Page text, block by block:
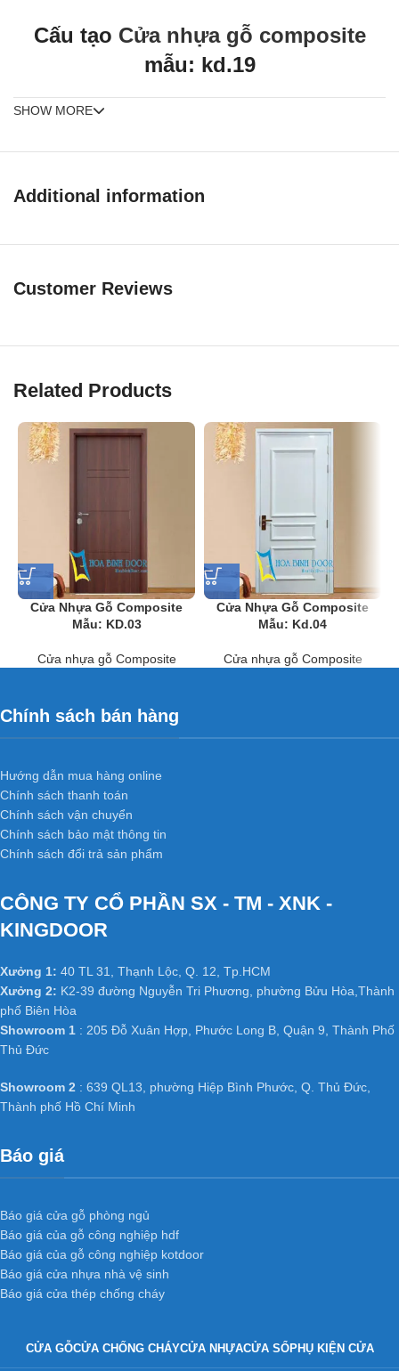
Cấu tạo Cửa nhựa gỗ composite
mẫu: kd.19
Khung bao chuẩn (55 x 100)mm (Làm bằng nhựa gỗ)
Cấu tạo của cửa nhựa gỗ Composite:
Tấm cửa được làm từ bột gỗ xay mịn với hạt nhựa PVC.
Vật liệu này là sự kết hợp hoàn hảo giữa ưu điểm của gỗ về độ
cứng và ưu điểm của nhựa về độ chịu nước.
tùy ý và tạo được nhiều vân gỗ khác nhau.
Những tấm nhựa gỗ được đúc theo khuôn có sẵn và được khắc
họa tiết tạo nhiều mẫu mã và kiểu dáng rất đa dạng.
Ưu điểm của
Cửa nhựa gỗ
chống mối mọt.
Màu sắc cửa thiết kế giống với gỗ nên vẫn tạo được cảm giác
như gỗ thật.
Lớp da/ sơn giả gỗ dễ lau chùi.
Cách âm cách nhiệt tốt, độ bền cao.
Ứng dụng
Do bản chất vật liệu bằng nhựa không bị thấm nước hư nên có
thể làm tấc cả các loại cửa nhà vệ sinh thông phòng, cửa văn
cư, Biệt thự, nhà phố ở các nước tiên tiến như Mỹ, Hàn Quốc,
Nhật Bản… và đặc biệt đã và đang dần phát triển mạnh ở Việt
SHOW MORE
Additional information
Customer Reviews
Related Products
Cửa Nhựa Gỗ Composite
Mẫu: KD.03
Cửa nhựa gỗ Composite
Cửa Nhựa Gỗ Composite
Mẫu: Kd.04
Cửa nhựa gỗ Composite
Chính sách bán hàng
Hướng dẫn mua hàng online
Chính sách thanh toán
Chính sách vận chuyển
Chính sách bảo mật thông tin
Chính sách đổi trả sản phẩm
CÔNG TY CỔ PHẦN SX - TM - XNK -
KINGDOOR
Xưởng 1: 40 TL 31, Thạnh Lộc, Q. 12, Tp.HCM
Xưởng 2: K2-39 đường Nguyễn Tri Phương, phường Bửu Hòa,Thành
phố Biên Hòa
Showroom 1 : 205 Đỗ Xuân Hợp, Phước Long B, Quận 9, Thành Phố
Thủ Đức
Showroom 2 : 639 QL13, phường Hiệp Bình Phước, Q. Thủ Đức,
Thành phố Hồ Chí Minh
Báo giá
Báo giá cửa gỗ phòng ngủ
Báo giá của gỗ công nghiệp hdf
Báo giá của gỗ công nghiệp kotdoor
Báo giá cửa nhựa nhà vệ sinh
Báo giá cửa thép chống cháy
CỬA GỖCỬA CHỐNG CHÁYCỬA NHỰACỬA SỔPHỤ KIỆN CỬA